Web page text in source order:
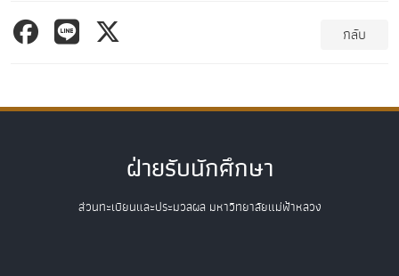
กลับ
ฝ่ายรับนักศึกษา
ส่วนทะเบียนและประมวลผล มหาวิทยาลัยแม่ฟ้าหลวง